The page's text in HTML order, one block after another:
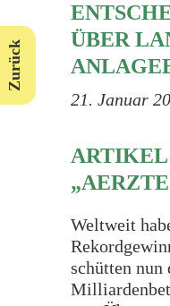
ÜBER
21. Januar
ARTIKEL
Weltweit
schütten nun
Zurück